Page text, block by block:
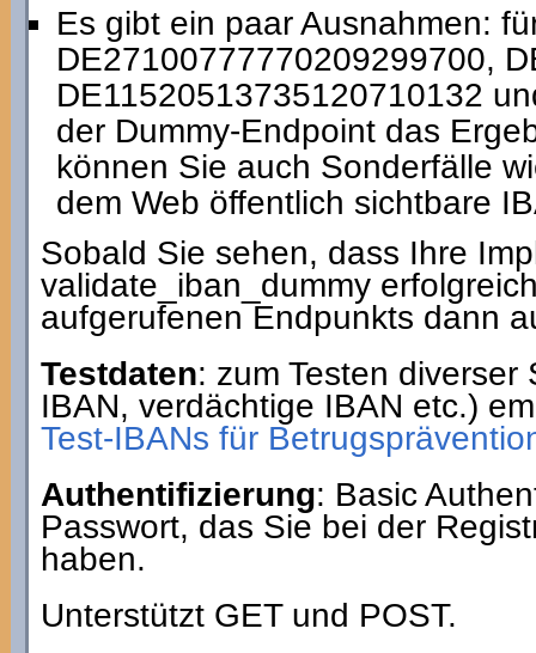
Es gibt ein paar Ausnahmen:
DE27100777770209299700,
DE11520513735120710132
der Dummy-Endpoint das
können Sie auch Sonderfälle
dem Web öffentlich sichtbare
Sobald Sie sehen, dass Ihre
validate_iban_dummy
aufgerufenen Endpunkts dann
Testdaten: zum Testen
IBAN, verdächtige IBAN etc.)
Test-IBANs für
Authentifizierung: Basic
Passwort, das Sie bei der
haben.
Unterstützt GET und POST.